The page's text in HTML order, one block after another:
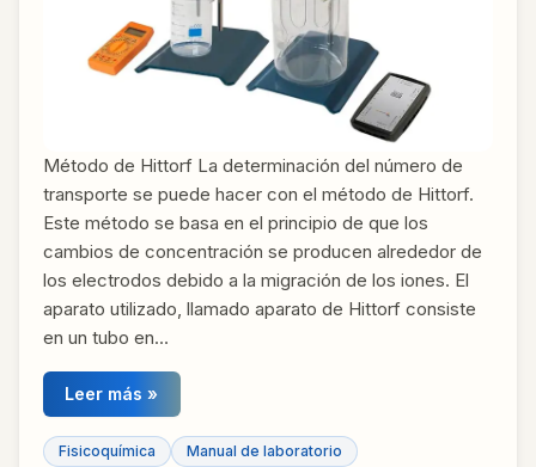
Método de Hittorf La determinación del número de
transporte se puede hacer con el método de Hittorf.
Este método se basa en el principio de que los
cambios de concentración se producen alrededor de
los electrodos debido a la migración de los iones. El
aparato utilizado, llamado aparato de Hittorf consiste
en un tubo en…
Leer más »
Fisicoquímica Manual de laboratorio